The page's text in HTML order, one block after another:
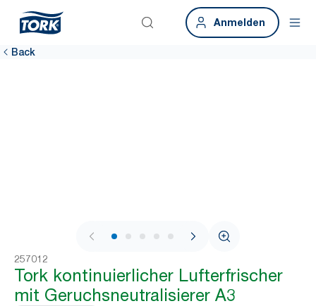
Anmelden
Back
1 / 7
257012
Tork kontinuierlicher Lufterfrischer
mit Geruchsneutralisierer A3